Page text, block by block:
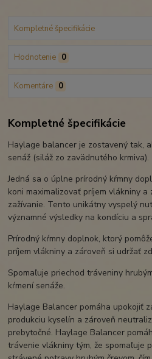
Kompletné špecifikácie
Hodnotenie 0
Komentáre 0
Kompletné špecifikácie
Haylage balancer je zostavený tak,
senáž (siláž zo zavädnutého krmiva).
Jedná sa o úplne prírodný kŕmny
koni maximalizovať príjem vlákniny
zažívanie. Tento unikátny vyspelý
významné výsledky na kondíciu a
Prírodný kŕmny doplnok, ktorý
príjem vlákniny a zároveň si udržať
Spomaľuje priechod tráveniny
kŕmení senáže.
Haylage Balancer pomáha upokojiť
produkciu kyselín a zároveň
prebytočné. Haylage Balancer
trávenie vlákniny tým, že spomaľuje